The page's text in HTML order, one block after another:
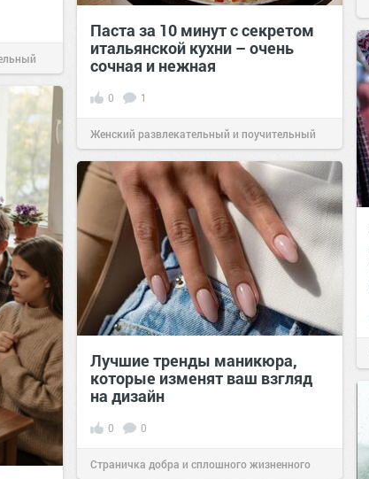
Паста за 10 минут с секретом
итальянской кухни – очень
сочная и нежная
0 1
Женский развлекательный и поучительный
сайт.23:40Вчера
Лучшие тренды маникюра,
которые изменят ваш взгляд
на дизайн
0 0
Страничка добра и сплошного жизненного